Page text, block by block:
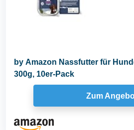
by Amazon Nassfutter für
300g, 10er-Pack
Zum